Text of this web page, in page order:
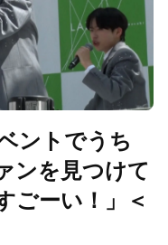
ントでうち
ンを見つけて
ごーい！」＜